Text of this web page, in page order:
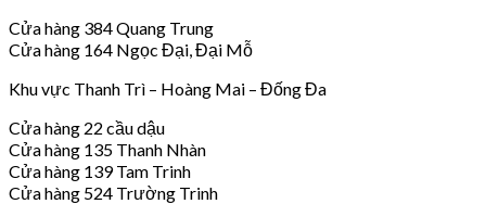
Cửa hàng 384 Quang Trung
Cửa hàng 164 Ngọc Đại, Đại Mỗ
Khu vực Thanh Trì – Hoàng Mai – Đống Đa
Cửa hàng 22 cầu dậu
Cửa hàng 135 Thanh Nhàn
Cửa hàng 139 Tam Trinh
Cửa hàng 524 Trường Trinh